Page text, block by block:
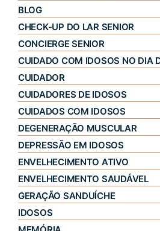
BLOG
CHECK-UP DO LAR SENIOR
CONCIERGE SENIOR
CUIDADO COM IDOSOS NO DIA
CUIDADOR
CUIDADORES DE IDOSOS
CUIDADOS COM IDOSOS
DEGENERAÇÃO MUSCULAR
DEPRESSÃO EM IDOSOS
ENVELHECIMENTO ATIVO
ENVELHECIMENTO SAUDÁVEL
GERAÇÃO SANDUÍCHE
IDOSOS